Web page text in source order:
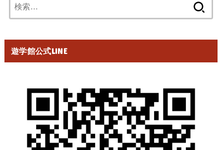
索:
遊学館公式LINE